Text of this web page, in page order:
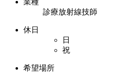
診療放射線技師
休日
日
祝
希望場所